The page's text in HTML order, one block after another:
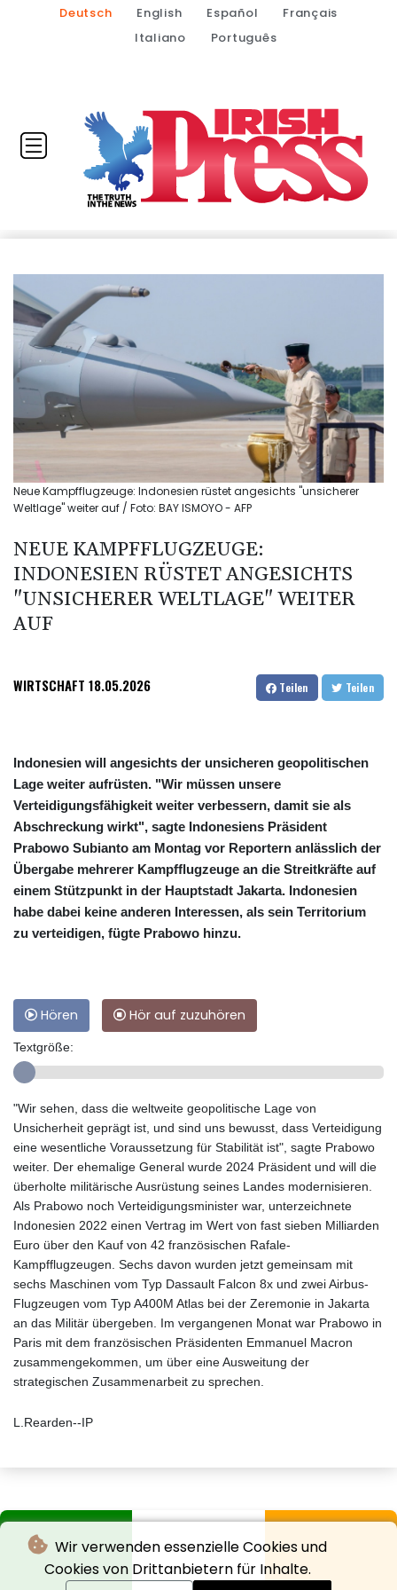
Wir verwenden essenzielle Cookies und
Cookies von Drittanbietern für Inhalte.
Deutsch English Español
Français
Italiano
Português
Neue Kampfflugzeuge: Indonesien rüstet angesichts "unsicherer
Weltlage" weiter auf / Foto: BAY ISMOYO - AFP
NEUE KAMPFFLUGZEUGE:
INDONESIEN RÜSTET ANGESICHTS
"UNSICHERER WELTLAGE" WEITER
AUF
WIRTSCHAFT 18.05.2026 Teilen Teilen
Indonesien will angesichts der unsicheren geopolitischen
Lage weiter aufrüsten. "Wir müssen unsere
Verteidigungsfähigkeit weiter verbessern, damit sie als
Abschreckung wirkt", sagte Indonesiens Präsident
Prabowo Subianto am Montag vor Reportern anlässlich der
Übergabe mehrerer Kampfflugzeuge an die Streitkräfte auf
einem Stützpunkt in der Hauptstadt Jakarta. Indonesien
habe dabei keine anderen Interessen, als sein Territorium
zu verteidigen, fügte Prabowo hinzu.
Hören Hör auf zuzuhören
Textgröße:
"Wir sehen, dass die weltweite geopolitische Lage von
Unsicherheit geprägt ist, und sind uns bewusst, dass Verteidigung
eine wesentliche Voraussetzung für Stabilität ist", sagte Prabowo
weiter. Der ehemalige General wurde 2024 Präsident und will die
überholte militärische Ausrüstung seines Landes modernisieren.
Als Prabowo noch Verteidigungsminister war, unterzeichnete
Indonesien 2022 einen Vertrag im Wert von fast sieben Milliarden
Euro über den Kauf von 42 französischen Rafale-
Kampfflugzeugen. Sechs davon wurden jetzt gemeinsam mit
sechs Maschinen vom Typ Dassault Falcon 8x und zwei Airbus-
Flugzeugen vom Typ A400M Atlas bei der Zeremonie in Jakarta
an das Militär übergeben. Im vergangenen Monat war Prabowo in
Paris mit dem französischen Präsidenten Emmanuel Macron
zusammengekommen, um über eine Ausweitung der
strategischen Zusammenarbeit zu sprechen.
L.Rearden--IP